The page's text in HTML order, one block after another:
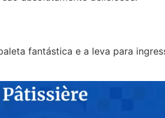
fantástica e a leva para